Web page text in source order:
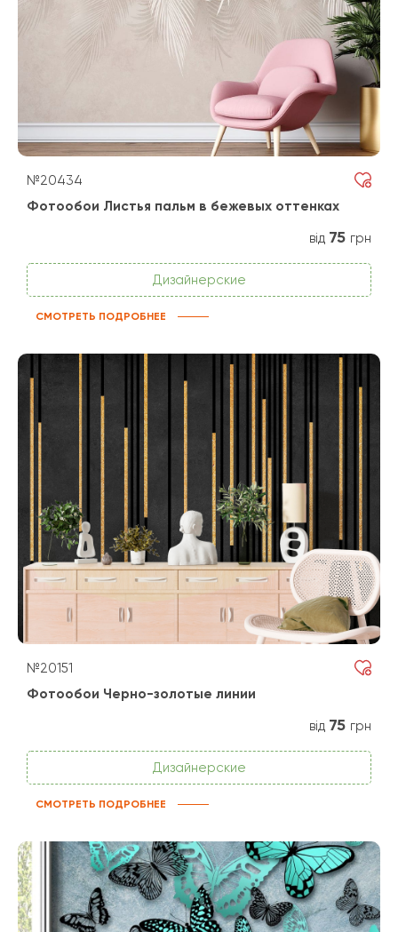
№20434
Фотообои Листья пальм в бежевых оттенках
від 75 грн
Дизайнерские
СМОТРЕТЬ ПОДРОБНЕЕ
№20151
Фотообои Черно-золотые линии
від 75 грн
Дизайнерские
СМОТРЕТЬ ПОДРОБНЕЕ